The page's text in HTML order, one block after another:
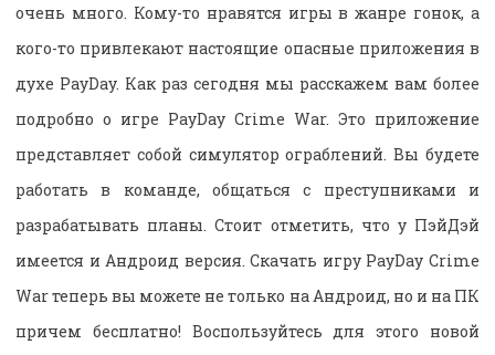
очень много. Кому-то нравятся игры в жанре гонок, а
кого-то привлекают настоящие опасные приложения в
духе PayDay. Как раз сегодня мы расскажем вам более
подробно о игре PayDay Crime War. Это приложение
представляет собой симулятор ограблений. Вы будете
работать в команде, общаться с преступниками и
разрабатывать планы. Стоит отметить, что у ПэйДэй
имеется и Андроид версия. Скачать игру PayDay Crime
War теперь вы можете не только на Андроид, но и на ПК
причем бесплатно! Воспользуйтесь для этого новой